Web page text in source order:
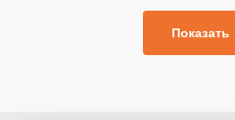
Показать